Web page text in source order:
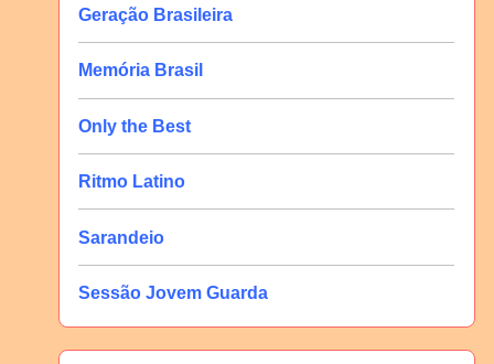
Geração Brasileira
Memória Brasil
Only the Best
Ritmo Latino
Sarandeio
Sessão Jovem Guarda